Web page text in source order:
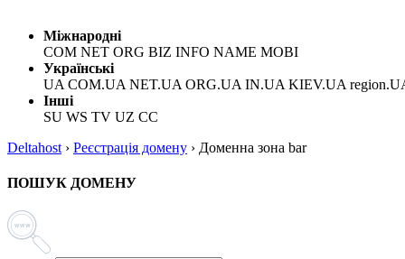
Міжнародні
COM NET ORG BIZ INFO NAME MOBI
Українські
UA COM.UA NET.UA ORG.UA IN.UA KIEV.UA
Інші
SU WS TV UZ CC
Deltahost › Реєстрація домену › Доменна зона bar
ПОШУК ДОМЕНУ